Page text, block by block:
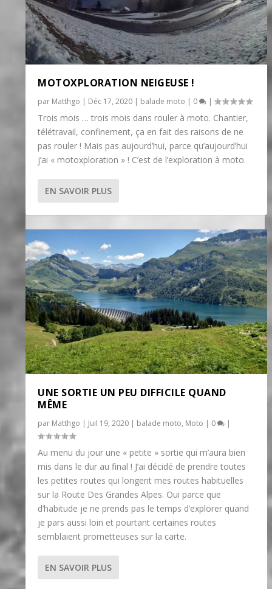
MOTOXPLORATION NEIGEUSE !
par Matthgo | Déc 17, 2020 | balade moto | 0 |
Trois mois … trois mois dans rouler à moto. Chantier,
télétravail, confinement, ça en fait des raisons de ne
pas rouler ! Mais pas aujourd’hui, parce qu’aujourd’hui
j’ai « motoxploration » ! C’est de l’exploration à moto.
EN SAVOIR PLUS
UNE SORTIE UN PEU DIFFICILE QUAND
MÊME
par Matthgo | Juil 19, 2020 | balade moto, Moto | 0 |
Au menu du jour une « petite » sortie qui m’aura bien
mis dans le dur au final ! J’ai décidé de prendre toutes
les petites routes qui longent mes routes habituelles
sur la Route Des Grandes Alpes. Oui parce que
d’habitude je ne prends pas le temps d’explorer quand
je pars aussi loin et pourtant certaines routes
semblaient prometteuses sur la carte.
EN SAVOIR PLUS